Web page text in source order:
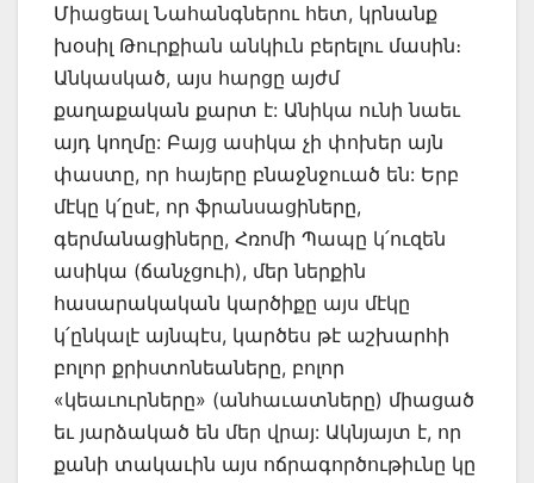
Միացեալ Նահանգներու հետ, կրնանք
խօսիլ Թուրքիան անկիւն բերելու մասին։
Անկասկած, այս հարցը այժմ
քաղաքական քարտ է: Անիկա ունի նաեւ
այդ կողմը: Բայց ասիկա չի փոխեր այն
փաստը, որ հայերը բնաջնջուած են: Երբ
մէկը կ՛ըսէ, որ ֆրանսացիները,
գերմանացիները, Հռոմի Պապը կ՛ուզեն
ասիկա (ճանչցուի), մեր ներքին
հասարակական կարծիքը այս մէկը
կ՛ընկալէ այնպէս, կարծես թէ աշխարհի
բոլոր քրիստոնեաները, բոլոր
«կեաւուրները» (անհաւատները) միացած
եւ յարձակած են մեր վրայ: Ակնյայտ է, որ
քանի տակաւին այս ոճրագործութիւնը կը